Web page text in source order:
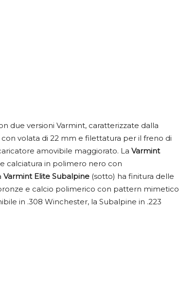
due versioni Varmint, caratterizzate dalla
volata di 22 mm e filettatura per il freno di
amovibile maggiorato. La Varmint
calciatura in polimero nero con
Varmint Elite Subalpine (sotto) ha finitura delle
e calcio polimerico con pattern mimetico
in .308 Winchester, la Subalpine in .223